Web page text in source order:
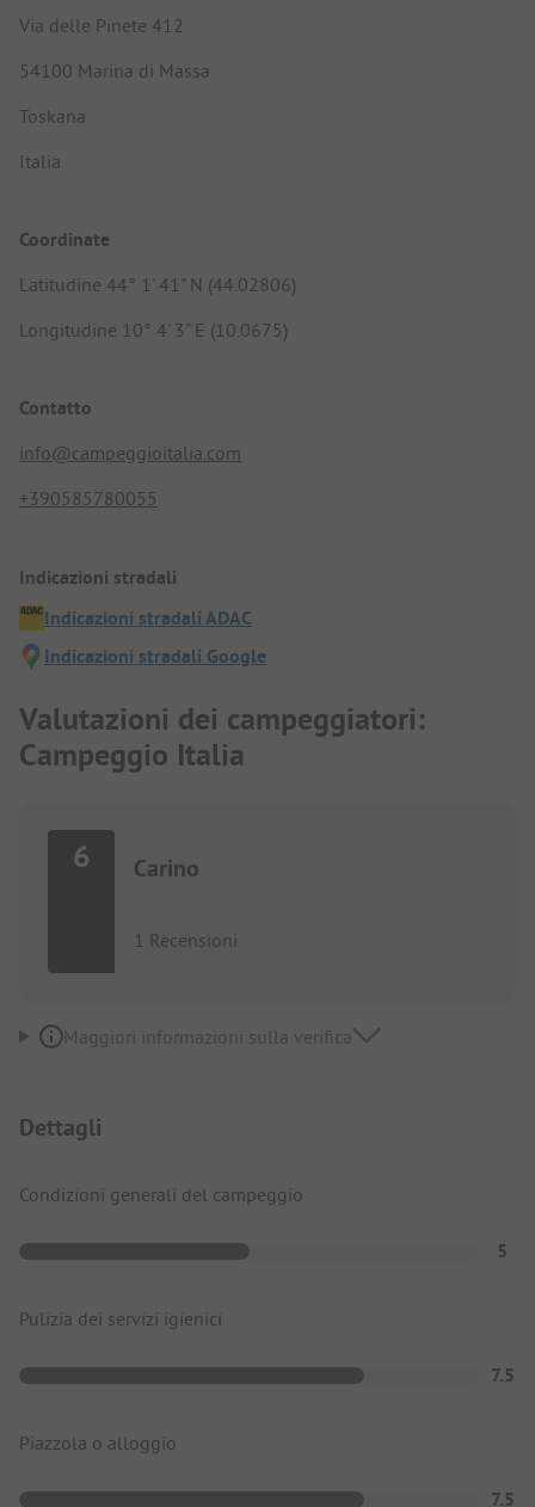
Via delle Pinete 412
54100 Marina di Massa
Toskana
Italia
Coordinate
Latitudine 44° 1' 41" N (44.02806)
Longitudine 10° 4' 3" E (10.0675)
Contatto
info@campeggioitalia.com
+390585780055
Indicazioni stradali
Indicazioni stradali ADAC
Indicazioni stradali Google
Valutazioni dei campeggiatori:
Campeggio Italia
6 Carino
1 Recensioni
Maggiori informazioni sulla verifica
Dettagli
Condizioni generali del campeggio
5
Pulizia dei servizi igienici
7.5
Piazzola o alloggio
7.5